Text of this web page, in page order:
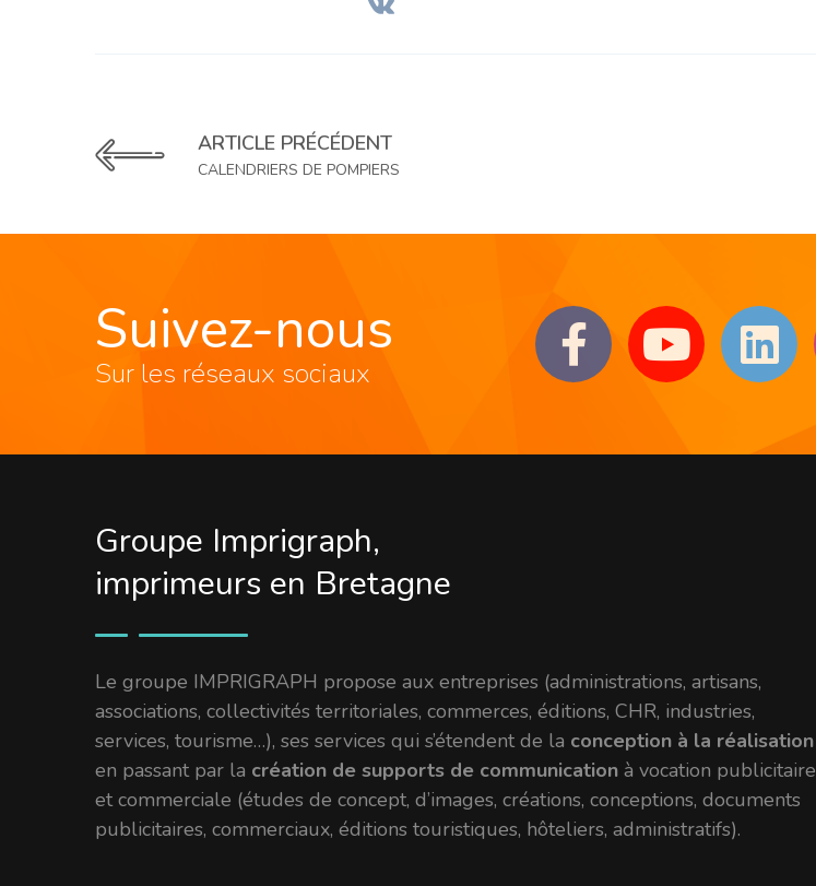
ARTICLE PRÉCÉDENT
CALENDRIERS DE POMPIERS
Suivez-nous
Sur les réseaux sociaux
Groupe Imprigraph,
imprimeurs en Bretagne
Le groupe IMPRIGRAPH propose aux entreprises (administrations, artisans,
associations, collectivités territoriales, commerces, éditions, CHR, industries,
services, tourisme…), ses services qui s’étendent de la conception à la réalisation
en passant par la création de supports de communication à vocation publicitaire
et commerciale (études de concept, d’images, créations, conceptions, documents
publicitaires, commerciaux, éditions touristiques, hôteliers, administratifs).